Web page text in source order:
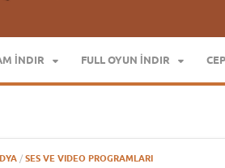
İNDIR FULL OYUN İNDIR
/ SES VE VIDEO PROGRAMLARI